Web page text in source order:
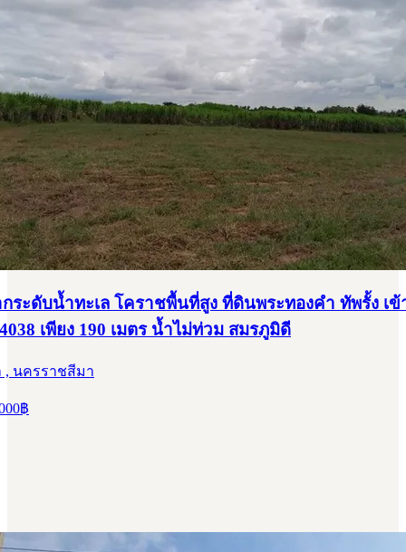
ระดับน้ำทะเล โคราชพื้นที่สูง ที่ดินพระทองคำ ทัพรั้ง เข้
เพียง 190 เมตร น้ำไม่ท่วม สมรภูมิดี
, นครราชสีมา
฿